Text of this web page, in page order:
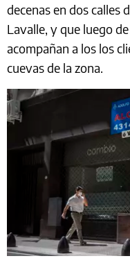
decenas en dos calles
Lavalle, y que luego
acompañan a los los
cuevas de la zona.